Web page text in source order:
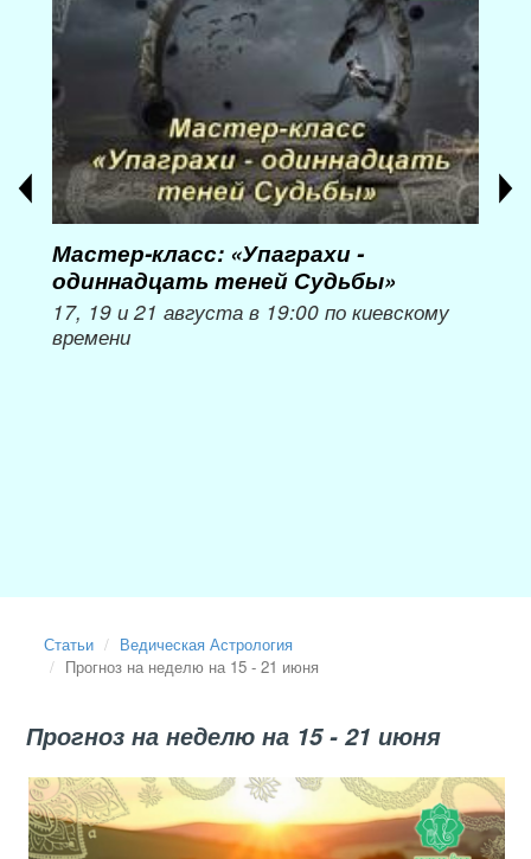
Мастер-класс: «Упаграхи -
одиннадцать теней Судьбы»
17, 19 и 21 августа в 19:00 по киевскому
времени
Статьи
Ведическая Астрология
Прогноз на неделю на 15 - 21 июня
Прогноз на неделю на 15 - 21 июня